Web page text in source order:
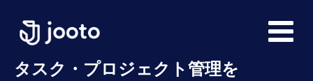
タスク・プロジェクト管理を